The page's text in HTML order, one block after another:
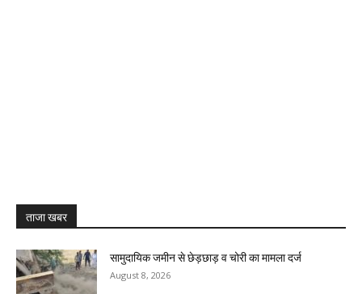
ताजा खबर
सामुदायिक जमीन से छेड़छाड़ व चोरी का मामला दर्ज
August 8, 2026